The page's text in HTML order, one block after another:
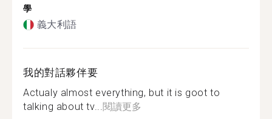
學
義大利語
我的對話夥伴要
Actualy almost everything, but it is goot to
talking about tv...閱讀更多